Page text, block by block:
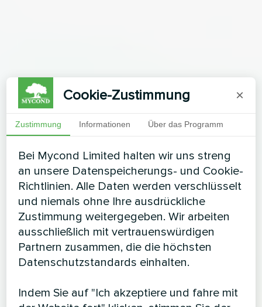
Cookie-Zustimmung ×
Zustimmung Informationen Über das Programm
Bei Mycond Limited halten wir uns streng
an unsere Datenspeicherungs- und Cookie-
Richtlinien. Alle Daten werden verschlüsselt
und niemals ohne Ihre ausdrückliche
Zustimmung weitergegeben. Wir arbeiten
ausschließlich mit vertrauenswürdigen
Partnern zusammen, die die höchsten
Datenschutzstandards einhalten.
Indem Sie auf "Ich akzeptiere und fahre mit